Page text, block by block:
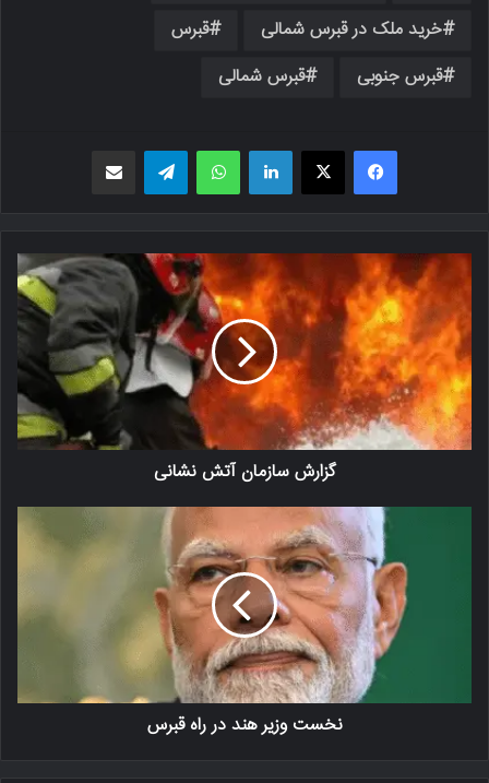
خرید ملک در قبرس شمالی
قبرس
قبرس جنوبی
قبرس شمالی
فیسبوک X لینکدین واتس اپ
گزارش سازمان آتش نشانی
نخست وزیر هند در راه قبرس